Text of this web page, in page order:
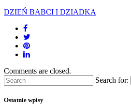
DZIEŃ BABCI I DZIADKA
Comments are closed.
Search for:
Ostatnie wpisy